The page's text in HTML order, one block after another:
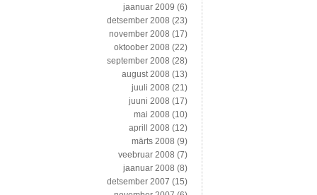
jaanuar 2009 (6)
detsember 2008 (23)
november 2008 (17)
oktoober 2008 (22)
september 2008 (28)
august 2008 (13)
juuli 2008 (21)
juuni 2008 (17)
mai 2008 (10)
aprill 2008 (12)
märts 2008 (9)
veebruar 2008 (7)
jaanuar 2008 (8)
detsember 2007 (15)